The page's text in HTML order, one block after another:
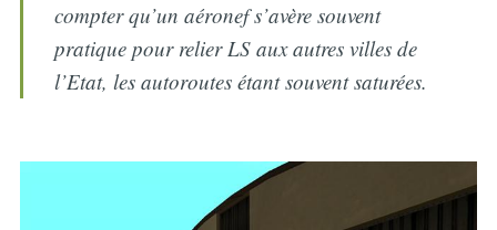
compter qu’un aéronef s’avère souvent
pratique pour relier LS aux autres villes de
l’Etat, les autoroutes étant souvent saturées.